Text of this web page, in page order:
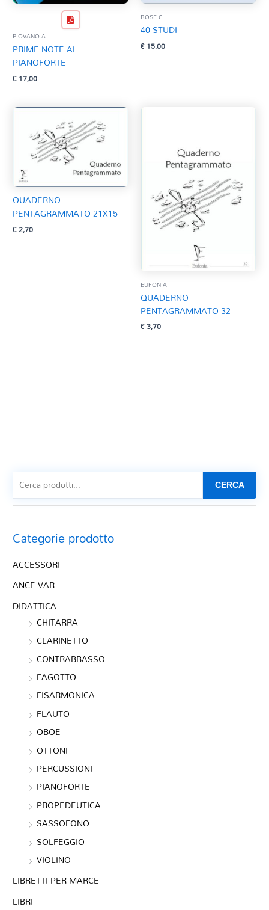
PIOVANO A.
PRIME NOTE AL
PIANOFORTE
€17,00
ROSE C.
40 STUDI
€15,00
QUADERNO
PENTAGRAMMATO 21X15
€2,70
EUFONIA
QUADERNO
PENTAGRAMMATO 32
€3,70
CERCA
Categorie prodotto
ACCESSORI
ANCE VAR
DIDATTICA
CHITARRA
CLARINETTO
CONTRABBASSO
FAGOTTO
FISARMONICA
FLAUTO
OBOE
OTTONI
PERCUSSIONI
PIANOFORTE
PROPEDEUTICA
SASSOFONO
SOLFEGGIO
VIOLINO
LIBRETTI PER MARCE
LIBRI